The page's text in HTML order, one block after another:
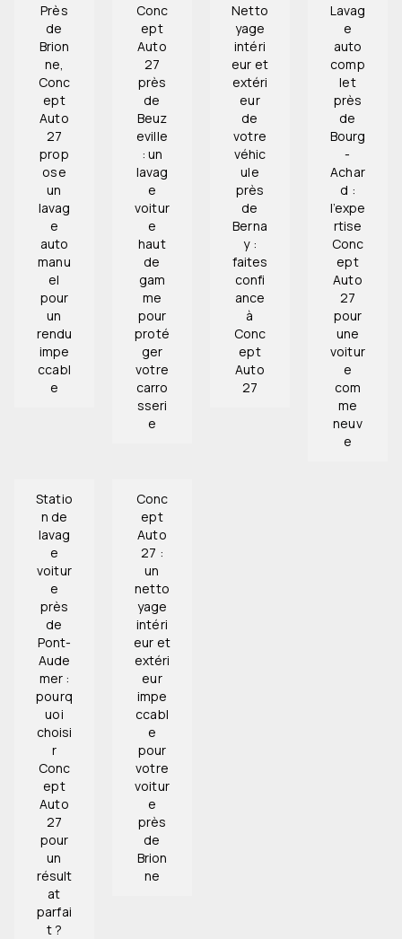
Près
de
Brion
ne,
Conc
ept
Auto
27
prop
ose
un
lavag
e
auto
manu
el
pour
un
rendu
impe
ccabl
e
Conc
ept
Auto
27
près
de
Beuz
eville
: un
lavag
e
voitur
e
haut
de
gam
me
pour
proté
ger
votre
carro
sseri
e
Netto
yage
intéri
eur et
extéri
eur
de
votre
véhic
ule
près
de
Berna
y :
faites
confi
ance
à
Conc
ept
Auto
27
Lavag
e
auto
comp
let
près
de
Bourg
-
Achar
d :
l’expe
rtise
Conc
ept
Auto
27
pour
une
voitur
e
com
me
neuv
e
Statio
n de
lavag
e
voitur
e
près
de
Pont-
Aude
mer :
pourq
uoi
choisi
r
Conc
ept
Auto
27
pour
un
résult
at
parfai
t ?
Conc
ept
Auto
27 :
un
netto
yage
intéri
eur et
extéri
eur
impe
ccabl
e
pour
votre
voitur
e
près
de
Brion
ne